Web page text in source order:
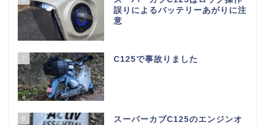
誤りによるバッテリーあがりに注
意
7 C125で事故りました
8 スーパーカブC125のエンジンオ